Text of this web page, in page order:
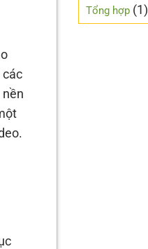
các
Tổng hợp (1)